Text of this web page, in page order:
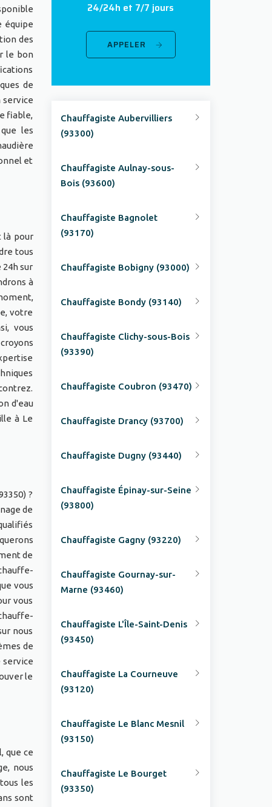
équipe
des
le bon
de
service
fiable,
les
et
là pour
tous
sur
à
votre
vous
d'eau
à Le
?
de
de
vous
vous
nous
de
le
que ce
nous
les
sont
24/24h et 7/7 jours
APPELER
Chauffagiste Aubervilliers
(93300)
Chauffagiste Aulnay-sous-
Bois (93600)
Chauffagiste Bagnolet
(93170)
Chauffagiste Bobigny (93000)
Chauffagiste Bondy (93140)
Chauffagiste Clichy-sous-Bois
(93390)
Chauffagiste Coubron (93470)
Chauffagiste Drancy (93700)
Chauffagiste Dugny (93440)
Chauffagiste Épinay-sur-Seine
(93800)
Chauffagiste Gagny (93220)
Chauffagiste Gournay-sur-
Marne (93460)
Chauffagiste L'Île-Saint-Denis
(93450)
Chauffagiste La Courneuve
(93120)
Chauffagiste Le Blanc Mesnil
(93150)
Chauffagiste Le Bourget
(93350)